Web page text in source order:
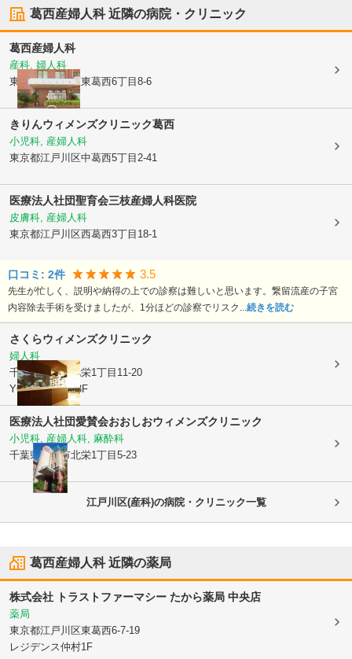
葛西産婦人科近隣の病院・クリニック
葛西産婦人科
産科, 婦人科
東京都江戸川区 東葛西6丁目8-6
きりんウィメンズクリニック葛西
小児科, 産婦人科
東京都江戸川区中葛西5丁目2-41
医療法人社団聖育会三枝産婦人科医院
皮膚科, 産婦人科
東京都江戸川区西葛西3丁目18-1
口コミ: 2件 3.5
先生が忙しく、説明や納得の上での診察は難しいと思います。繋留流産の子宮
内容除去手術を受けましたが、1分ほどの診察でリスク...続きを読む
さくらウィメンズクリニック
婦人科
千葉県浦安市北栄1丁目11-20
YOSHIDAビル3F
医療法人社団愛賛会おおしおウィメンズクリニック
小児科, 産婦人科, 麻酔科
千葉県浦安市北栄1丁目5-23
江戸川区(産科)の病院・クリニック一覧
葛西産婦人科近隣の薬局
株式会社 トラストファーマシー たから薬局 中央店
薬局
東京都江戸川区東葛西6-7-19
レジデンス仲村1F